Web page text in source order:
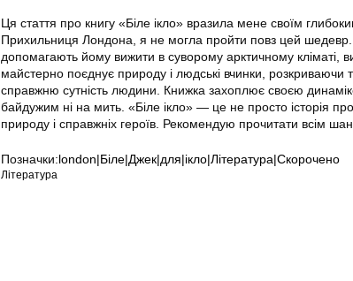
Ця стаття про книгу «Біле ікло» вразила мене своїм
Прихильниця Лондона, я не могла пройти повз цей шедевр.
допомагають йому вижити в суворому арктичному кліматі,
майстерно поєднує природу і людські вчинки, розкриваючи
справжню сутність людини. Книжка захоплює своєю
байдужим ні на мить. «Біле ікло» — це не просто історія
природу і справжніх героїв. Рекомендую прочитати всім
Позначки:london|Біле|Джек|для|ікло|Література|Скорочено
Література